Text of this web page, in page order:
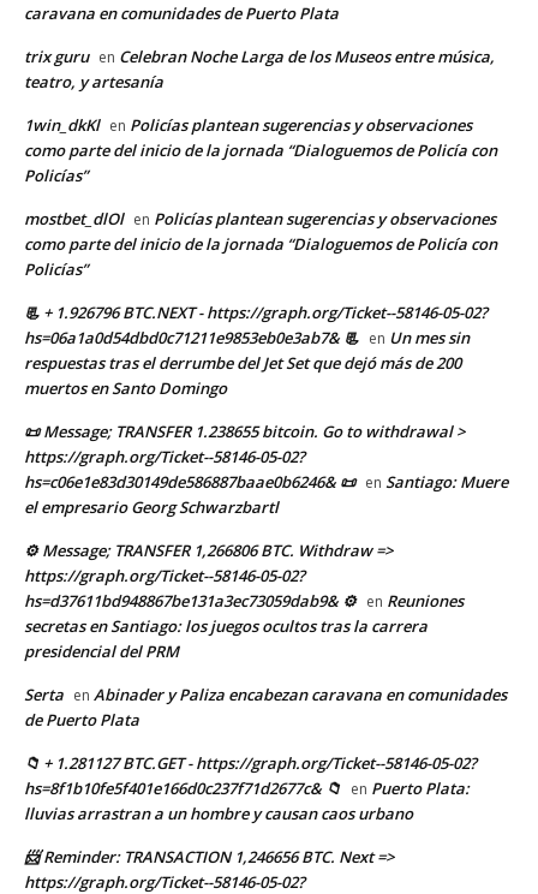
caravana en comunidades de Puerto Plata
trix guru en Celebran Noche Larga de los Museos entre música,
teatro, y artesanía
1win_dkKl en Policías plantean sugerencias y observaciones
como parte del inicio de la jornada “Dialoguemos de Policía con
Policías”
mostbet_dlOl en Policías plantean sugerencias y observaciones
como parte del inicio de la jornada “Dialoguemos de Policía con
Policías”
📃 + 1.926796 BTC.NEXT - https://graph.org/Ticket--58146-05-02?
hs=06a1a0d54dbd0c71211e9853eb0e3ab7& 📃 en Un mes sin
respuestas tras el derrumbe del Jet Set que dejó más de 200
muertos en Santo Domingo
📜 Message; TRANSFER 1.238655 bitcoin. Go to withdrawal >
https://graph.org/Ticket--58146-05-02?
hs=c06e1e83d30149de586887baae0b6246& 📜 en Santiago: Muere
el empresario Georg Schwarzbartl
⚙ Message; TRANSFER 1,266806 BTC. Withdraw =>
https://graph.org/Ticket--58146-05-02?
hs=d37611bd948867be131a3ec73059dab9& ⚙ en Reuniones
secretas en Santiago: los juegos ocultos tras la carrera
presidencial del PRM
Serta en Abinader y Paliza encabezan caravana en comunidades
de Puerto Plata
📁 + 1.281127 BTC.GET - https://graph.org/Ticket--58146-05-02?
hs=8f1b10fe5f401e166d0c237f71d2677c& 📁 en Puerto Plata:
lluvias arrastran a un hombre y causan caos urbano
📨 Reminder: TRANSACTION 1,246656 BTC. Next =>
https://graph.org/Ticket--58146-05-02?